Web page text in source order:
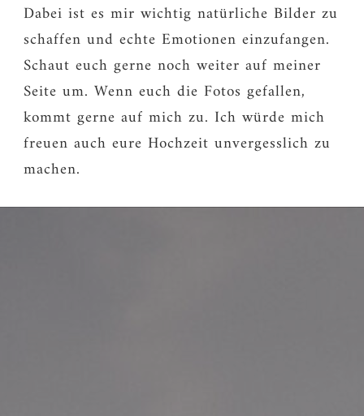
Dabei ist es mir wichtig natürliche Bilder zu
schaffen und echte Emotionen einzufangen.
Schaut euch gerne noch weiter auf meiner
Seite um. Wenn euch die Fotos gefallen,
kommt gerne auf mich zu. Ich würde mich
freuen auch eure Hochzeit unvergesslich zu
machen.